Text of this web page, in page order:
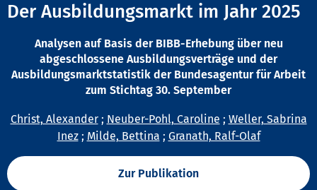
Der Ausbildungsmarkt im Jahr 2025
Analysen auf Basis der BIBB-Erhebung über neu
abgeschlossene Ausbildungsverträge und der
Ausbildungsmarktstatistik der Bundesagentur für Arbeit
zum Stichtag 30. September
Christ, Alexander; Neuber-Pohl, Caroline ; Weller, Sabrina
Inez; Milde, Bettina ; Granath, Ralf-Olaf
Zur Publikation